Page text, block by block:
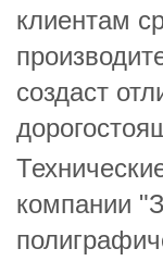
клиентам
создаст
компании